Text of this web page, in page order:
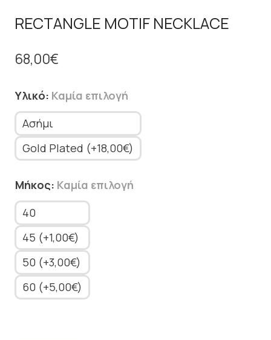
RECTANGLE MOTIF NECKLACE
68,00€
Υλικό: Καμία επιλογή
Ασήμι
Gold Plated (+18,00€)
Μήκος: Καμία επιλογή
40
45 (+1,00€)
50 (+3,00€)
60 (+5,00€)